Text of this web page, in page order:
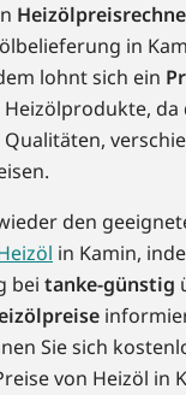
in
lohnt sich ein
den
in Kamin,
bei tanke-günstig
Sie sich
von Heizöl in